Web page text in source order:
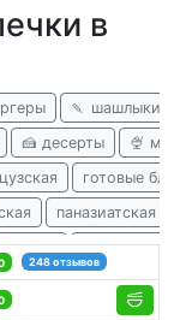
в
🍡 шашлыки
🍰 десерты
🍨
готовые
паназиатская
248 отзывов